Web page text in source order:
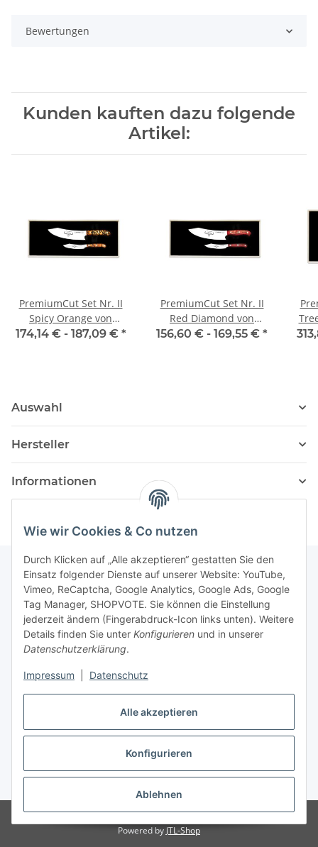
Alle akzeptieren
Konfigurieren
Ablehnen
Wie wir Cookies & Co nutzen
Durch Klicken auf „Alle akzeptieren“ gestatten Sie den
Einsatz folgender Dienste auf unserer Website: YouTube,
Vimeo, ReCaptcha, Google Analytics, Google Ads, Google
Tag Manager, SHOPVOTE. Sie können die Einstellung
jederzeit ändern (Fingerabdruck-Icon links unten). Weitere
Details finden Sie unter Konfigurieren und in unserer
Datenschutzerklärung.
Impressum Datenschutz
Bewertungen
Kunden kauften dazu folgende
Artikel:
PremiumCut Set Nr. II
Spicy Orange von
Giesser
174,14 € - 187,09 € *
PremiumCut Set Nr. II
Red Diamond von
Giesser
156,60 € - 169,55 € *
Auswahl
Hersteller
Informationen
Newsletter Abonnieren
Bitte senden Sie mir entsprechend Ihrer
Datenschutzerklärungregelmäßig und jederzeit widerruflich
Informationen zu Ihrem Produktsortiment per E-Mail zu.
Abonnieren
Newsletter Abonnieren
Vertrag widerrufen
* Alle Preise inkl. gesetzlicher USt., zzgl.
Powered by JTL-Shop